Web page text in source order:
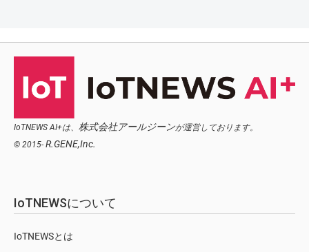
IoTNEWS AI+は、 株式会社アールジーンが運営しております。
© 2015- R.GENE,Inc.
IoTNEWSについて
IoTNEWSとは